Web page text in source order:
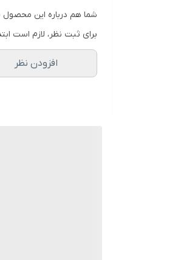
شما هم درباره این محصول
برای ثبت نظر، لازم است
افزودن نظر